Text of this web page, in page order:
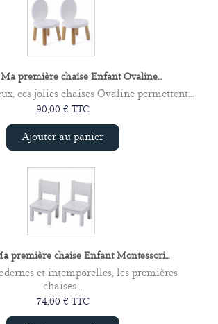
première chaise Enfant Ovaline...
ces jolies chaises Ovaline permettent...
90,00 € TTC
Ajouter au panier
première chaise Enfant Montessori...
et intemporelles, les premières
chaises...
74,00 € TTC